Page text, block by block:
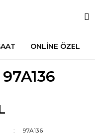
ONLİNE ÖZEL
97A136